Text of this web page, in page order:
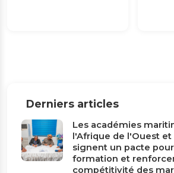
Derniers articles
Les académies
l'Afrique de l'Ouest
signent un pacte
formation et
compétitivité des